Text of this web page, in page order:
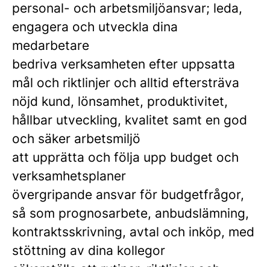
personal- och arbetsmiljöansvar; leda,
engagera och utveckla dina
medarbetare
bedriva verksamheten efter uppsatta
mål och riktlinjer och alltid eftersträva
nöjd kund, lönsamhet, produktivitet,
hållbar utveckling, kvalitet samt en god
och säker arbetsmiljö
att upprätta och följa upp budget och
verksamhetsplaner
övergripande ansvar för budgetfrågor,
så som prognosarbete, anbudslämning,
kontraktsskrivning, avtal och inköp, med
stöttning av dina kollegor